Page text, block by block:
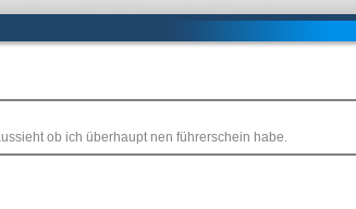
ob ich überhaupt nen führerschein habe.